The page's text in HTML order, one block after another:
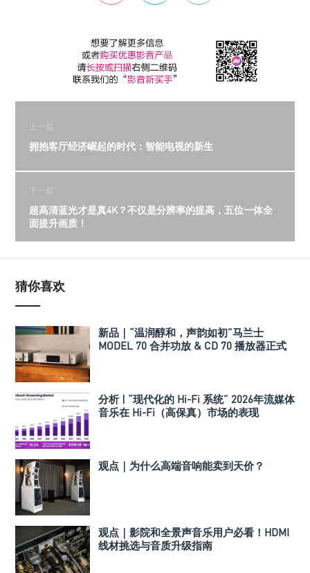
上一篇
拥抱客厅经济崛起的时代：智能电视的新生
下一篇
超高清蓝光才是真4K？不仅是分辨率的提高，五位一体全
面提升画质！
猜你喜欢
新品｜“温润醇和，声韵如初”马兰士
MODEL 70 合并功放 & CD 70 播放器正式
分析 | “现代化的 Hi-Fi 系统” 2026年流媒体
音乐在 Hi-Fi（高保真）市场的表现
观点｜为什么高端音响能卖到天价？
观点｜影院和全景声音乐用户必看！HDMI
线材挑选与音质升级指南